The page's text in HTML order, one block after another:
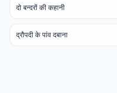
दो बन्दरों की कहानी
द्रौपदी के पांव दबाना